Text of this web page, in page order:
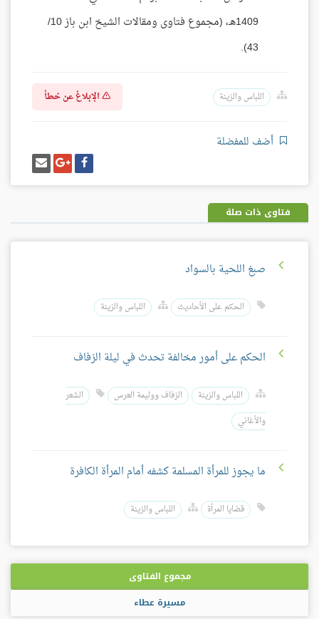
1409هـ، (مجموع فتاوى ومقالات الشيخ ابن باز 10/
43).
اللباس والزينة الإبلاغ عن خطأ
أضف للمفضلة
شارك
على
فيسبوك
شارك
على
غوغل
بلس
إرسل
إيميل
فتاوى ذات صلة
صبغ اللحية بالسواد
الحكم على الأحاديث اللباس والزينة
الحكم على أمور مخالفة تحدث في ليلة الزفاف
اللباس والزينة الزفاف ووليمة العرس
الشعر
والأغاني
ما يجوز للمرأة المسلمة كشفه أمام المرأة الكافرة
قضايا المرأة اللباس والزينة
مجموع الفتاوى
مسيرة عطاء